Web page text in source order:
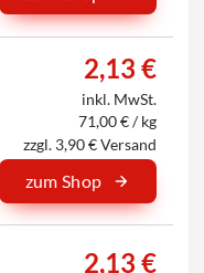
2,13 €
inkl. MwSt.
71,00 € / kg
zzgl. 3,90 € Versand
zum Shop
2,13 €